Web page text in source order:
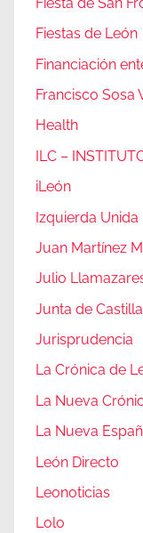
Fiestas de León
Financiación
Francisco Sosa
Health
ILC –
iLeón
Izquierda Unida
Juan Martínez
Julio
Junta de
Jurisprudencia
La Crónica de
La Nueva
La Nueva
León Directo
Leonoticias
Lolo